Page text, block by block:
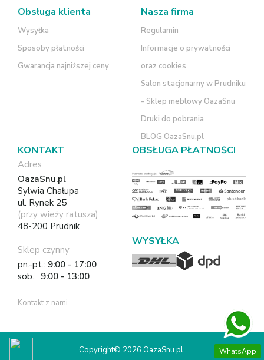
Obsługa klienta
Wysyłka
Sposoby płatności
Gwarancja najniższej ceny
Nasza firma
Regulamin
Informacje o prywatności
oraz cookies
Salon stacjonarny w Prudniku
- Sklep meblowy OazaSnu
Druki do pobrania
BLOG OazaSnu.pl
KONTAKT
Adres
OazaSnu.pl
Sylwia Chałupa
ul. Rynek 25
(przy wieży ratusza)
48-200 Prudnik
Sklep czynny
pn.-pt.: 9:00 - 17:00
sob.: 9:00 - 13:00
Kontakt z nami
OBSŁUGA PŁATNOŚCI
WYSYŁKA
WhatsApp
Copyright© 2026 OazaSnu.pl.